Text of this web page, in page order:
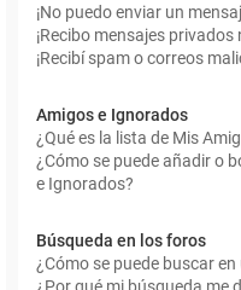
¡No puedo enviar un
¡Recibo mensajes privados
¡Recibí spam o correos
Amigos e Ignorados
¿Qué es la lista de Mis
¿Cómo se puede añadir o
e Ignorados?
Búsqueda en los foros
¿Cómo se puede buscar
¿Por qué mi búsqueda me